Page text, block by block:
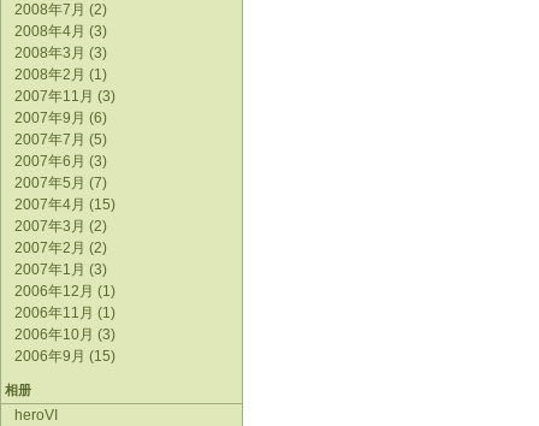
2008年7月 (2)
2008年4月 (3)
2008年3月 (3)
2008年2月 (1)
2007年11月 (3)
2007年9月 (6)
2007年7月 (5)
2007年6月 (3)
2007年5月 (7)
2007年4月 (15)
2007年3月 (2)
2007年2月 (2)
2007年1月 (3)
2006年12月 (1)
2006年11月 (1)
2006年10月 (3)
2006年9月 (15)
相册
heroVI